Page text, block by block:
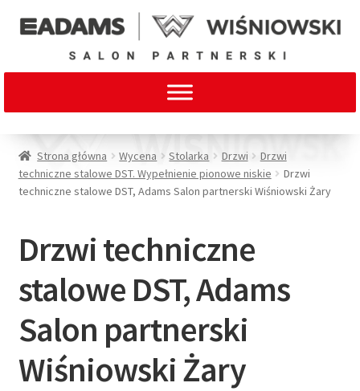
Strona główna Wycena Stolarka Drzwi
Drzwi
techniczne stalowe DST. Wypełnienie pionowe niskie
Drzwi
techniczne stalowe DST, Adams Salon partnerski Wiśniowski Żary
Drzwi techniczne
stalowe DST, Adams
Salon partnerski
Wiśniowski Żary